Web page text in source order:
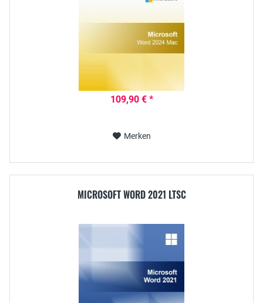
109,90 € *
Merken
MICROSOFT WORD 2021 LTSC